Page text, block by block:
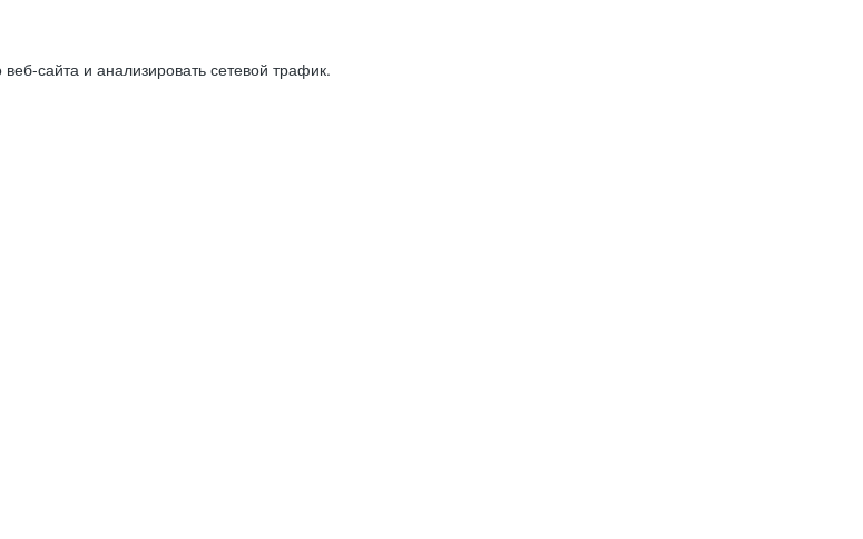
сайта и анализировать сетевой трафик.